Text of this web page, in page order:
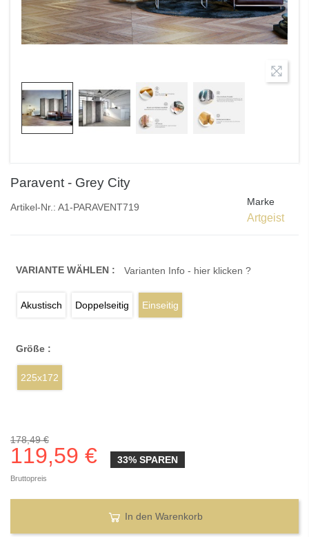
Paravent - Grey City
Artikel-Nr.: A1-PARAVENT719 Marke
Artgeist
VARIANTE WÄHLEN : Varianten Info - hier klicken ?
Akustisch Doppelseitig Einseitig
Größe :
225x172
178,49 €
119,59 € 33% SPAREN
Bruttopreis
In den Warenkorb